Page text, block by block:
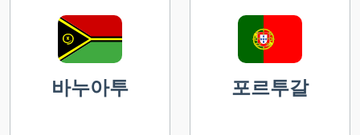
바누아투 포르투갈